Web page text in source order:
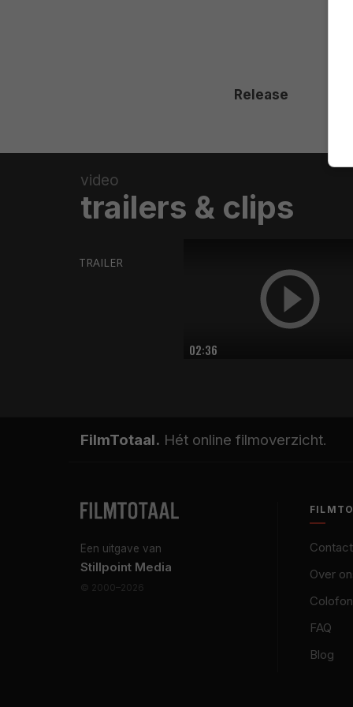
Release
video
trailers & clips
02:36
TRAILER
FilmTotaal. Hét online filmoverzicht.
Een uitgave van
Stillpoint Media
© 2000–2026
Contact
Over
Colofon
FAQ
Blog